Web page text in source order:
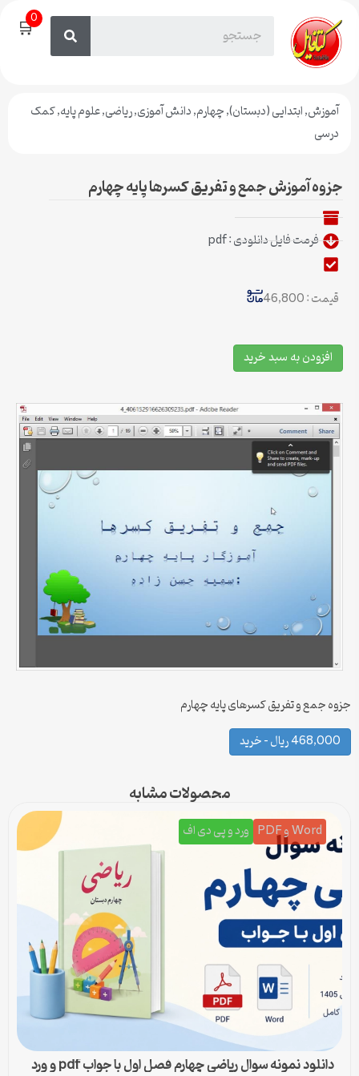
🛒0
آموزش,ابتدایی (دبستان),چهارم,دانش آموزی,ریاضی,علوم پایه,کمک
درسی
جزوه آموزش جمع و تفریق کسرها پایه چهارم
فرمت فایل دانلودی : pdf
قیمت : 46,800
افزودن به سبد خرید
جزوه جمع و تفریق کسرهای پایه چهارم
468,000 ریال – خرید
محصولات مشابه
Word و PDF ورد و پی دی اف
دانلود نمونه سوال ریاضی چهارم فصل اول با جواب pdf و ورد